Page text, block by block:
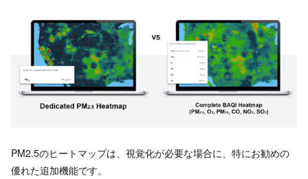
PM2.5のヒートマップは、視覚化が必要な場合に、特にお勧めの
優れた追加機能です。